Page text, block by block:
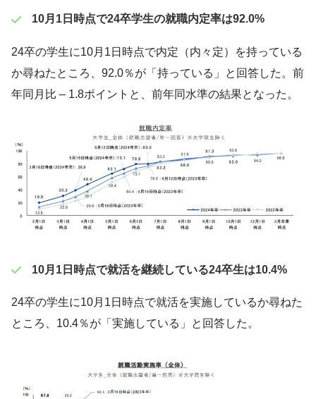
10月1日時点で24卒学生の就職内定率は92.0%
24卒の学生に10月1日時点で内定（内々定）を持っている
か尋ねたところ、92.0％が「持っている」と回答した。前
年同月比 – 1.8ポイントと、前年同水準の結果となった。
10月1日時点で就活を継続している24卒生は10.4%
24卒の学生に10月1日時点で就活を実施しているか尋ねた
ところ、10.4％が「実施している」と回答した。